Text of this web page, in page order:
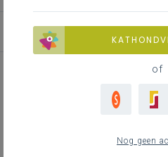
De kracht van media
of
Nog geen